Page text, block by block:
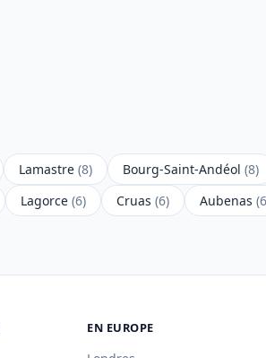
Lamastre (8) Bourg-Saint-Andéol (8)
Lagorce (6) Cruas (6) Aubenas
EN EUROPE